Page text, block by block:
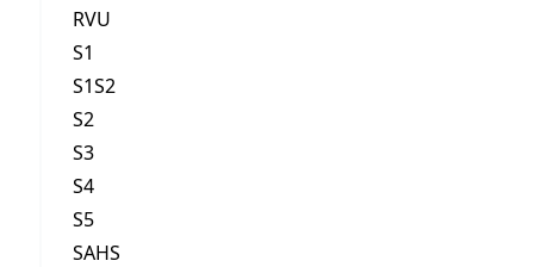
RVU
S1
S1S2
S2
S3
S4
S5
SAHS